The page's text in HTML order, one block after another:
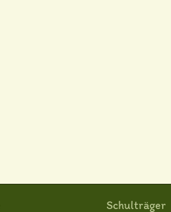
Schulträger